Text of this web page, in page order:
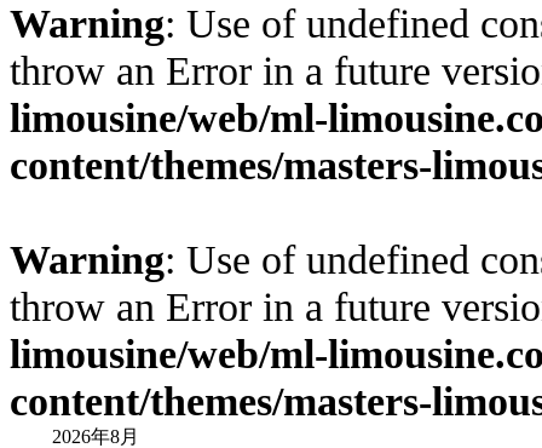
Warning: Use of undefined
throw an Error in a future
limousine/web/ml-
content/themes/masters-
Warning: Use of undefined
throw an Error in a future
limousine/web/ml-
content/themes/masters-
2026年8月